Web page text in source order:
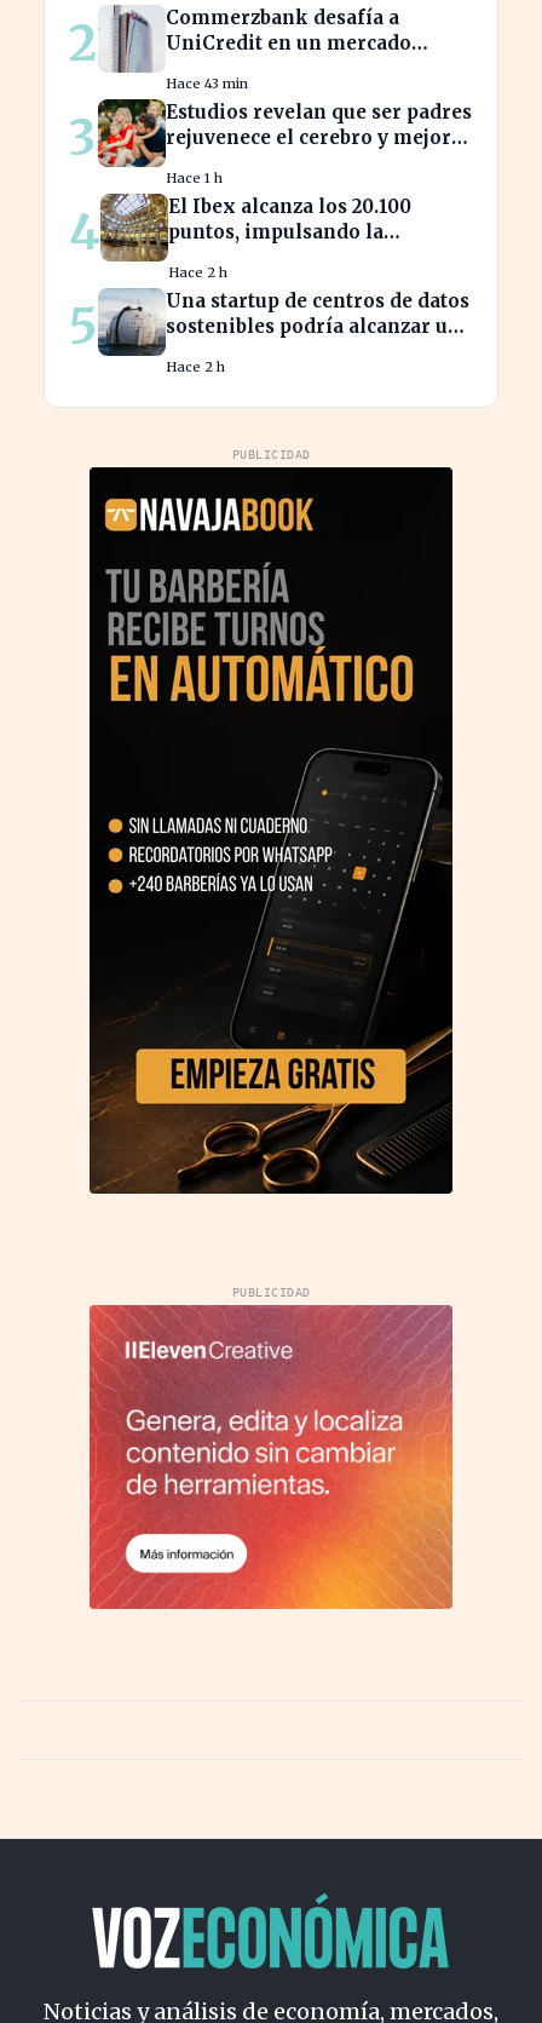
2
Commerzbank desafía a
UniCredit en un mercado
inversión
Hace 43 min
3
Estudios revelan que ser padres
rejuvenece el cerebro y mejora
Hace 1 h
4
El Ibex alcanza los 20.100
puntos, impulsando la
español
Hace 2 h
5
Una startup de centros de datos
sostenibles podría alcanzar una
Hace 2 h
PUBLICIDAD
PUBLICIDAD
Noticias y análisis de economía, mercados,